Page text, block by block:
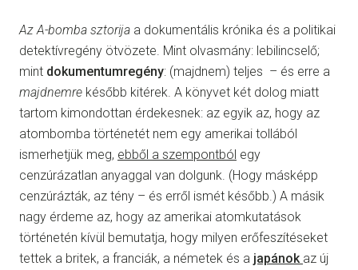
Az A-bomba sztorija a dokumentális krónika és a politikai
detektívregény ötvözete. Mint olvasmány: lebilincselő;
mint dokumentumregény: (majdnem) teljes – és erre a
majdnemre később kitérek. A könyvet két dolog miatt
tartom kimondottan érdekesnek: az egyik az, hogy az
atombomba történetét nem egy amerikai tollából
ismerhetjük meg, ebből a szempontból egy
cenzúrázatlan anyaggal van dolgunk. (Hogy másképp
cenzúrázták, az tény – és erről ismét később.) A másik
nagy érdeme az, hogy az amerikai atomkutatások
történetén kívül bemutatja, hogy milyen erőfeszítéseket
tettek a britek, a franciák, a németek és a japánok az új